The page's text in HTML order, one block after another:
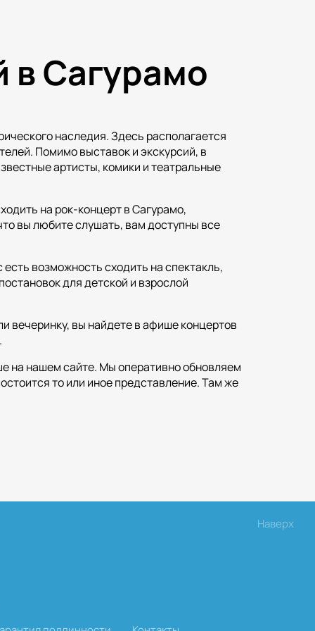
в Сагурамо
наследия. Здесь располагается
Помимо выставок и экскурсий, в
артисты, комики и театральные
на рок-концерт в Сагурамо,
вы любите слушать, вам доступны все
возможность сходить на спектакль,
для детской и взрослой
вечеринку, вы найдете в афише концертов
на нашем сайте. Мы оперативно обновляем
то или иное представление. Там же
Наверх